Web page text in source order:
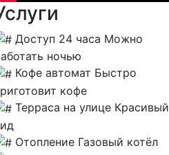
Доступ 24 часа Можно
ночью
Кофе автомат Быстро
кофе
Терраса на улице Красивый
Отопление Газовый котёл